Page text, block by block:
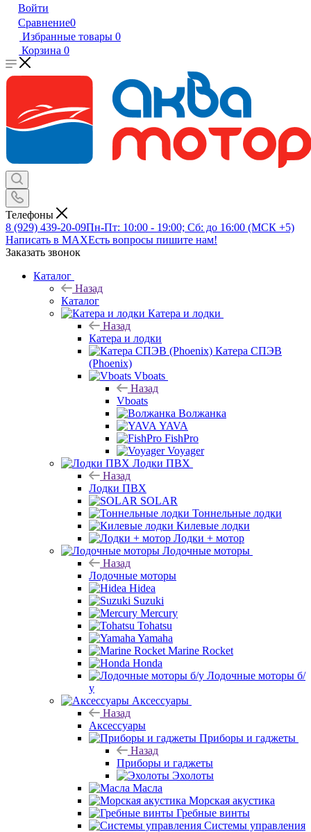
Войти
Сравнение0
Избранные товары 0
Корзина 0
Телефоны
8 (929) 439-20-09Пн-Пт: 10:00 - 19:00; Сб: до 16:00 (МСК +5)
Написать в MAXЕсть вопросы пишите нам!
Заказать звонок
Каталог
Назад
Каталог
Катера и лодки
Назад
Катера и лодки
Катера СПЭВ
(Phoenix)
Vboats
Назад
Vboats
Волжанка
YAVA
FishPro
Voyager
Лодки ПВХ
Назад
Лодки ПВХ
SOLAR
Тоннельные лодки
Килевые лодки
Лодки + мотор
Лодочные моторы
Назад
Лодочные моторы
Hidea
Suzuki
Mercury
Tohatsu
Yamaha
Marine Rocket
Honda
Лодочные моторы б/
у
Аксессуары
Назад
Аксессуары
Приборы и гаджеты
Назад
Приборы и гаджеты
Эхолоты
Масла
Морская акустика
Гребные винты
Системы управления